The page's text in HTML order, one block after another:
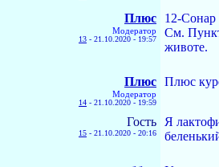
Плюс
Модератор
13 - 21.10.2020 - 19:57
12-Сонар
См.
животе.
Плюс
Модератор
14 - 21.10.2020 - 19:59
Плюс
Гость
15 - 21.10.2020 - 20:16
Я